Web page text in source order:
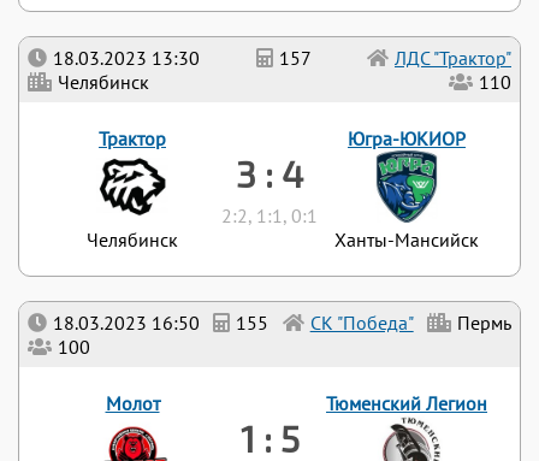
18.03.2023 16:50 155 СК "Победа"
Пермь
100
Молот
1 : 5
Тюменский Легион
18.03.2023 13:30 157
ЛДС "Трактор"
Челябинск
110
Трактор
Челябинск
3 : 4
2:2, 1:1, 0:1
Югра-ЮКИОР
Ханты-Мансийск